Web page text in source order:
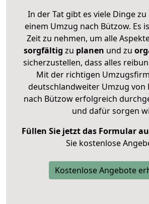
In der Tat gibt es viele Dinge
einem Umzug nach Bützow. Es
Zeit zu nehmen, um alle
sorgfältig zu planen und zu
sicherzustellen, dass alles
Mit der richtigen
deutschlandweiter Umzug von
nach Bützow erfolgreich
und dafür sorgen
Füllen Sie jetzt das Formular
Sie kostenlose
Kostenlose Angebote